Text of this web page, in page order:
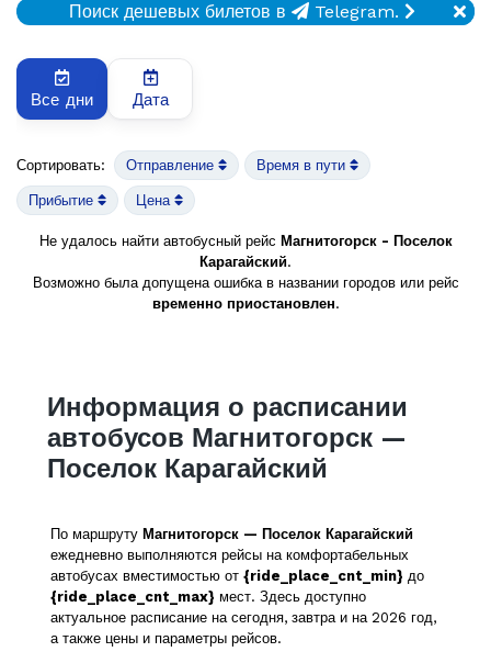
Поиск дешевых билетов в Telegram.
Все дни Дата
Сортировать: Отправление Время в пути
Прибытие Цена
Не удалось найти автобусный рейс Магнитогорск - Поселок
Карагайский.
Возможно была допущена ошибка в названии городов или рейс
временно приостановлен.
Информация о расписании
автобусов Магнитогорск —
Поселок Карагайский
По маршруту Магнитогорск — Поселок Карагайский
ежедневно выполняются рейсы на комфортабельных
автобусах вместимостью от {ride_place_cnt_min} до
{ride_place_cnt_max} мест. Здесь доступно
актуальное расписание на сегодня, завтра и на 2026 год,
а также цены и параметры рейсов.